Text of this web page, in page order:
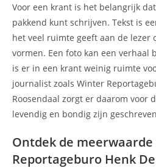
Voor een krant is het belangrijk
pakkend kunt schrijven. Tekst is
het veel ruimte geeft aan de lezer
vormen. Een foto kan een verhaal
is er in een krant weinig ruimte
journalist zoals Winter
Roosendaal zorgt er daarom voor
levendig en bondig zijn
Ontdek de
Reportageburo Henk